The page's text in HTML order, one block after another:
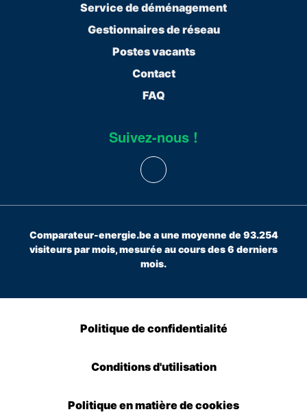
Service de déménagement
Gestionnaires de réseau
Postes vacants
Contact
FAQ
Suivez-nous !
Comparateur-energie.be a une moyenne de 93.254
visiteurs par mois, mesurée au cours des 6 derniers
mois.
Politique de confidentialité
Conditions d'utilisation
Politique en matière de cookies